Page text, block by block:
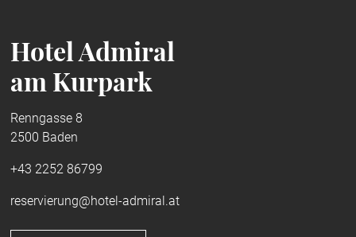
Hotel Admiral
am Kurpark
Renngasse 8
2500 Baden
+43 2252 86799
reservierung@hotel-admiral.at